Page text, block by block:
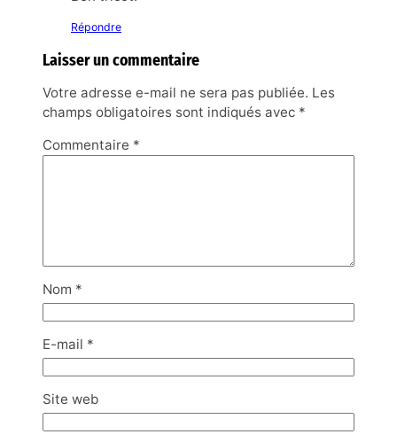
Répondre
Laisser un commentaire
Votre adresse e-mail ne sera pas publiée. Les
champs obligatoires sont indiqués avec *
Commentaire *
Nom *
E-mail *
Site web